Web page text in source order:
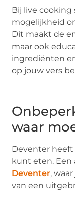
Bij live cooking
mogelijkheid
Dit maakt de
maar ook
ingrediënten
op jouw vers
waar
Deventer
kunt eten. Een
Deventer,
van een